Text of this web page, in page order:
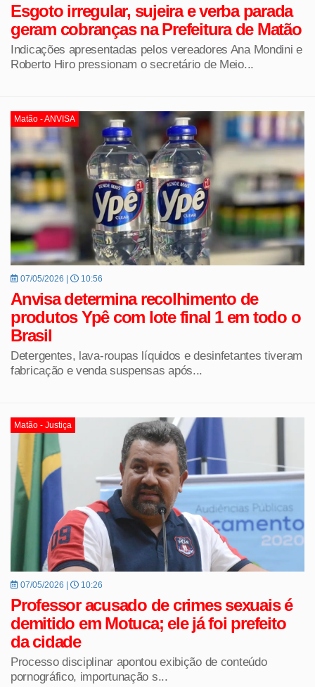
Esgoto irregular, sujeira e verba parada
geram cobranças na Prefeitura de Matão
Indicações apresentadas pelos vereadores Ana Mondini e
Roberto Hiro pressionam o secretário de Meio...
Matão - ANVISA
07/05/2026 | 10:56
Anvisa determina recolhimento de
produtos Ypê com lote final 1 em todo o
Brasil
Detergentes, lava-roupas líquidos e desinfetantes tiveram
fabricação e venda suspensas após...
Matão - Justiça
07/05/2026 | 10:26
Professor acusado de crimes sexuais é
demitido em Motuca; ele já foi prefeito
da cidade
Processo disciplinar apontou exibição de conteúdo
pornográfico, importunação s...